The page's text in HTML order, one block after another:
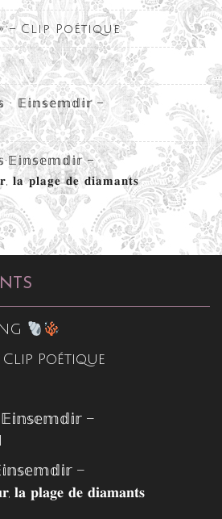
– Clip Poétique
• 𝔼𝕚𝕟𝕤𝕖𝕞𝕕𝕚𝕣 –
–
𝐥𝐚 𝐩𝐥𝐚𝐠𝐞 𝐝𝐞 𝐝𝐢𝐚𝐦𝐚𝐧𝐭𝐬
Clip Poétique
𝔼𝕚𝕟𝕤𝕖𝕞𝕕𝕚𝕣 –
–
𝐥𝐚 𝐩𝐥𝐚𝐠𝐞 𝐝𝐞 𝐝𝐢𝐚𝐦𝐚𝐧𝐭𝐬